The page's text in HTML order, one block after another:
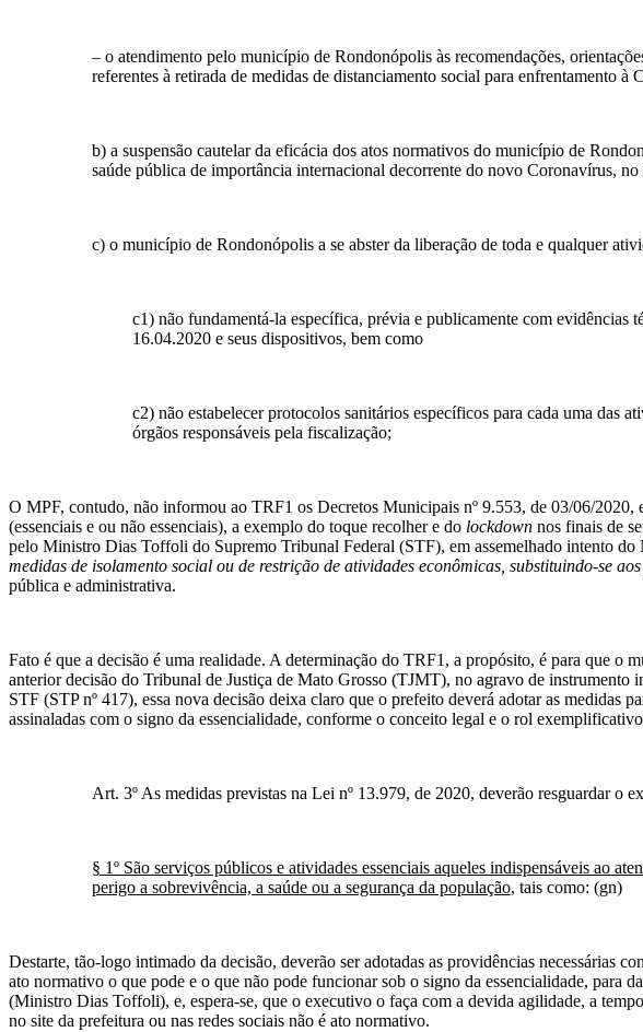
– o atendimento pelo município de Rondonópolis às recomendações,
referentes à retirada de medidas de distanciamento social para enfrentamento à
b) a suspensão cautelar da eficácia dos atos normativos do município de
saúde pública de importância internacional decorrente do novo Coronavírus,
c) o município de Rondonópolis a se abster da liberação de toda e qualquer
c1) não fundamentá-la específica, prévia e publicamente com
16.04.2020 e seus dispositivos, bem como
c2) não estabelecer protocolos sanitários específicos para cada uma das
órgãos responsáveis pela fiscalização;
O MPF, contudo, não informou ao TRF1 os Decretos Municipais nº 9.553, de 03/06/2020,
(essenciais e ou não essenciais), a exemplo do toque recolher e do lockdown nos finais de
pelo Ministro Dias Toffoli do Supremo Tribunal Federal (STF), em assemelhado intento
medidas de isolamento social ou de restrição de atividades econômicas, substituindo-se
pública e administrativa.
Fato é que a decisão é uma realidade. A determinação do TRF1, a propósito, é para que o
anterior decisão do Tribunal de Justiça de Mato Grosso (TJMT), no agravo de
STF (STP nº 417), essa nova decisão deixa claro que o prefeito deverá adotar as medidas
assinaladas com o signo da essencialidade, conforme o conceito legal e o rol
Art. 3º As medidas previstas na Lei nº 13.979, de 2020, deverão resguardar o
§ 1º São serviços públicos e atividades essenciais aqueles indispensáveis ao
perigo a sobrevivência, a saúde ou a segurança da população, tais como: (gn)
Destarte, tão-logo intimado da decisão, deverão ser adotadas as providências necessárias
ato normativo o que pode e o que não pode funcionar sob o signo da essencialidade, para
(Ministro Dias Toffoli), e, espera-se, que o executivo o faça com a devida agilidade, a
no site da prefeitura ou nas redes sociais não é ato normativo.